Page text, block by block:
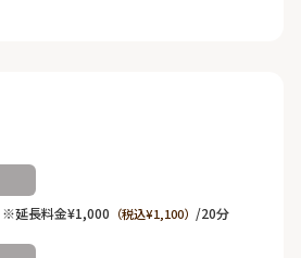
※延長料金¥1,000 （税込¥1,100） /20分